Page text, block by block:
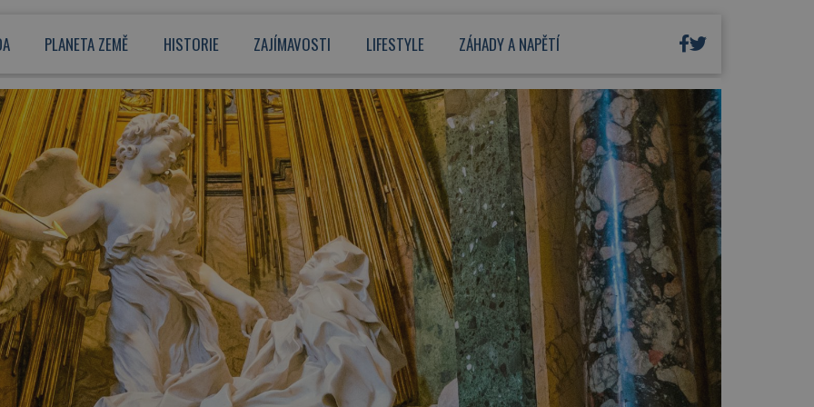
PLANETA ZEMĚ HISTORIE ZAJÍMAVOSTI LIFESTYLE ZÁHADY A NAPĚTÍ